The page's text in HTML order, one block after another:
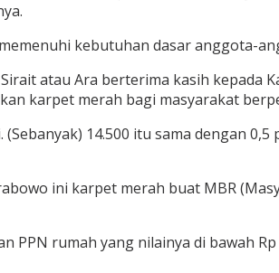
kebutuhan dasar anggota-
atau Ara berterima kasih kepada
karpet merah bagi masyarakat
14.500 itu sama dengan
ini karpet merah buat MBR
rumah yang nilainya di bawah